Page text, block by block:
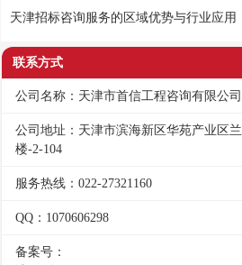
天津招标咨询服务的区域优势与行业应用
联系方式
公司名称：天津市首信工程咨询有限公司
公司地址：天津市滨海新区华苑产业区
楼-2-104
服务热线：022-27321160
QQ：1070606298
备案号：